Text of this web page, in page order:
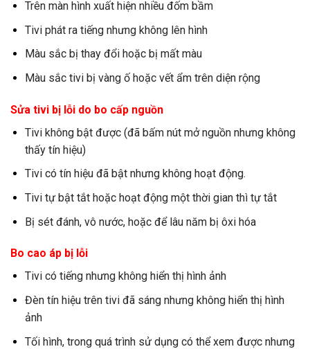
Trên màn hình xuất hiện nhiều đốm bầm
Tivi phát ra tiếng nhưng không lên hình
Màu sắc bị thay đổi hoặc bị mất màu
Màu sắc tivi bị vàng ố hoặc vết ẩm trên diện rộng
Sửa tivi bị lỗi do bo cấp nguồn
Tivi không bật được (đã bấm nút mở nguồn nhưng không
thấy tín hiệu)
Tivi có tín hiệu đã bật nhưng không hoạt động.
Tivi tự bật tắt hoặc hoạt động một thời gian thì tự tắt
Bị sét đánh, vô nước, hoặc để lâu năm bị ôxi hóa
Bo cao áp bị lỗi
Tivi có tiếng nhưng không hiển thị hình ảnh
Đèn tín hiệu trên tivi đã sáng nhưng không hiển thị hình
ảnh
Tối hình, trong quá trình sử dụng có thể xem được nhưng